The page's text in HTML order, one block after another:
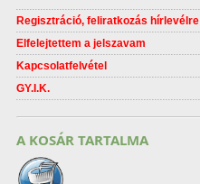
Regisztráció, feliratkozás hírlevélre
Elfelejtettem a jelszavam
Kapcsolatfelvétel
GY.I.K.
A KOSÁR TARTALMA